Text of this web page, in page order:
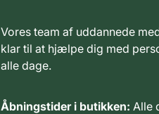
Vores team af uddannede
klar til at hjælpe dig med
alle dage.
Åbningstider i butikken: Alle